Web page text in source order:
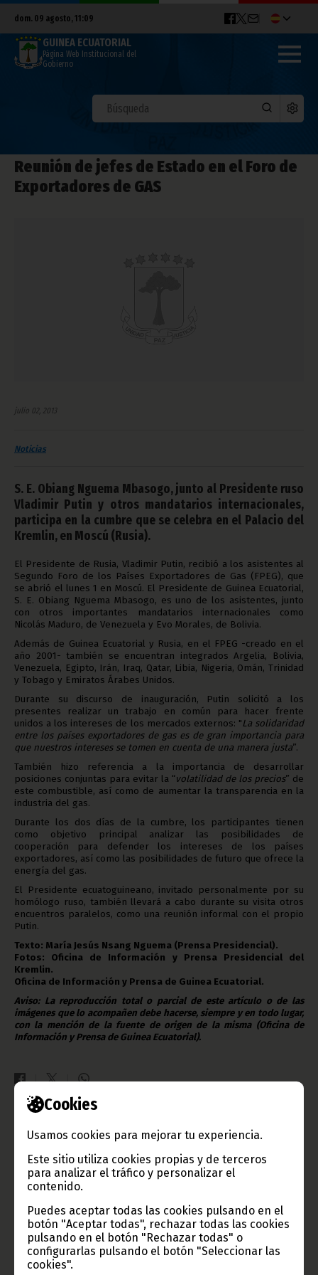
Cookies
Usamos cookies para mejorar tu experiencia.
Este sitio utiliza cookies propias y de terceros
para analizar el tráfico y personalizar el
contenido.
Puedes aceptar todas las cookies pulsando en el
botón "Aceptar todas", rechazar todas las cookies
pulsando en el botón "Rechazar todas" o
configurarlas pulsando el botón "Seleccionar las
cookies".
dom. 09 agosto, 11:09
GUINEA ECUATORIAL
Página Web Institucional del
Gobierno
Reunión de jefes de Estado en el Foro de
Exportadores de GAS
julio 02, 2013
Noticias
S. E. Obiang Nguema Mbasogo, junto al Presidente ruso
Vladimir Putin y otros mandatarios internacionales,
participa en la cumbre que se celebra en el Palacio del
Kremlin, en Moscú (Rusia).
El Presidente de Rusia, Vladimir Putin, recibió a los asistentes al
Segundo Foro de los Países Exportadores de Gas (FPEG), que
se abrió el lunes 1 en Moscú. El Presidente de Guinea Ecuatorial,
S. E. Obiang Nguema Mbasogo, es uno de los asistentes, junto
con otros importantes mandatarios internacionales como
Nicolás Maduro, de Venezuela y Evo Morales, de Bolivia.
Además de Guinea Ecuatorial y Rusia, en el FPEG -creado en el
año 2001- también se encuentran integrados Argelia, Bolivia,
Venezuela, Egipto, Irán, Iraq, Qatar, Libia, Nigeria, Omán, Trinidad
y Tobago y Emiratos Árabes Unidos.
Durante su discurso de inauguración, Putin solicitó a los
presentes realizar un trabajo en común para hacer frente
unidos a los intereses de los mercados externos: "La solidaridad
entre los países exportadores de gas es de gran importancia para
que nuestros intereses se tomen en cuenta de una manera justa”.
También hizo referencia a la importancia de desarrollar
posiciones conjuntas para evitar la “volatilidad de los precios” de
este combustible, así como de aumentar la transparencia en la
industria del gas.
Durante los dos días de la cumbre, los participantes tienen
como objetivo principal analizar las posibilidades de
cooperación para defender los intereses de los países
exportadores, así como las posibilidades de futuro que ofrece la
energía del gas.
El Presidente ecuatoguineano, invitado personalmente por su
homólogo ruso, también llevará a cabo durante su visita otros
encuentros paralelos, como una reunión informal con el propio
Putin.
Texto: María Jesús Nsang Nguema (Prensa Presidencial).
Fotos: Oficina de Información y Prensa Presidencial del
Kremlin.
Oficina de Información y Prensa de Guinea Ecuatorial.
Aviso: La reproducción total o parcial de este artículo o de las
imágenes que lo acompañen debe hacerse, siempre y en todo lugar,
con la mención de la fuente de origen de la misma (Oficina de
Información y Prensa de Guinea Ecuatorial).
Gobierno e Instituciones